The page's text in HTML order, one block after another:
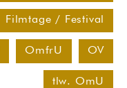
Filmtage / Festival
OmfrU OV
tlw. OmU